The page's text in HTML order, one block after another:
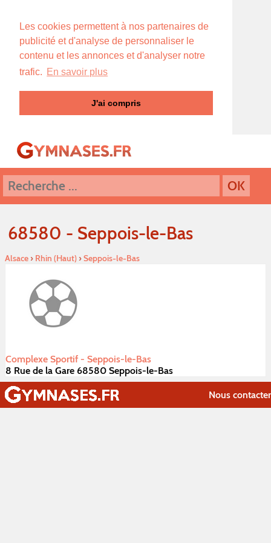
Les cookies permettent à nos partenaires de
publicité et d'analyse de personnaliser le
contenu et les annonces et d'analyser notre
trafic. En savoir plus
J'ai compris
68580 - Seppois-le-Bas
Alsace› Rhin (Haut)›Seppois-le-Bas
Complexe Sportif - Seppois-le-Bas
8 Rue de la Gare 68580 Seppois-le-Bas
Nous contacter